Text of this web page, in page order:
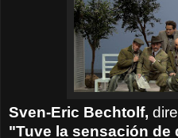
Sven-Eric Bechtolf,
"Tuve la sensación de